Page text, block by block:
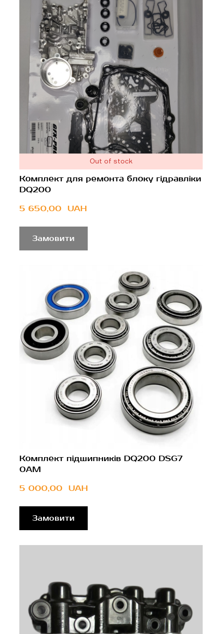
Out of stock
Комплект для ремонта блоку гідравліки
DQ200
5 650,00  UAH
Замовити
Комплект підшипників DQ200 DSG7
0AM
5 000,00  UAH
Замовити